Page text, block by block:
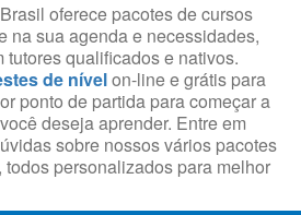
oferece pacotes de cursos
na sua agenda e necessidades,
tutores qualificados e nativos.
de nívelon-line e grátis para
ponto de partida para começar a
deseja aprender. Entre em
sobre nossos vários pacotes
personalizados para melhor